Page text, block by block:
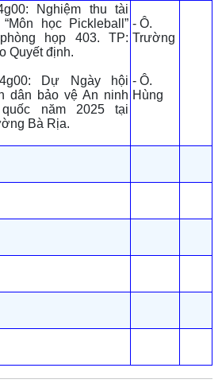
Nghiệm thu tài
“Môn học Pickleball”
họp 403. TP:
Quyết định.
Dự Ngày hội
dân bảo vệ An ninh
năm 2025 tại
Bà Rịa.
- Ô.
Trường
- Ô.
Hùng